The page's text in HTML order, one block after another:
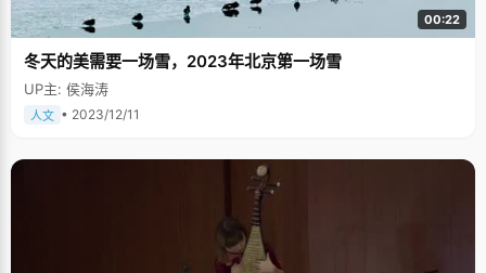
00:22
冬天的美需要一场雪，2023年北京第一场雪
UP主: 侯海涛
人文 • 2023/12/11